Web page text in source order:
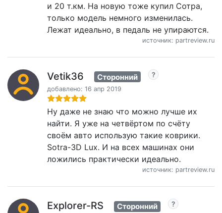
и 20 т.км. На новую тоже купил Сотра,
только модель немного изменилась.
Лежат идеально, в педаль не упираются.
источник: partreview.ru
Vetik36 Сторонний
добавлено: 16 апр 2019
Ну даже не знаю что можно лучше их
найти. Я уже на четвёртом по счёту
своём авто использую такие коврики.
Sotra-3D Lux. И на всех машинах они
ложились практически идеально.
источник: partreview.ru
Explorer-RS Сторонний